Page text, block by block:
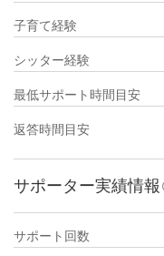
子育て経験
シッター経験
最低サポート時間目安
返答時間目安
サポーター実績情報
サポート回数